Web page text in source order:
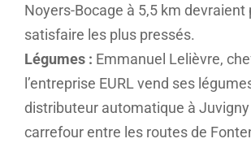
Noyers-Bocage à 5,5 km devraient
satisfaire les plus pressés.
Légumes : Emmanuel Lelièvre,
l’entreprise EURL vend ses
distributeur automatique à
carrefour entre les routes de